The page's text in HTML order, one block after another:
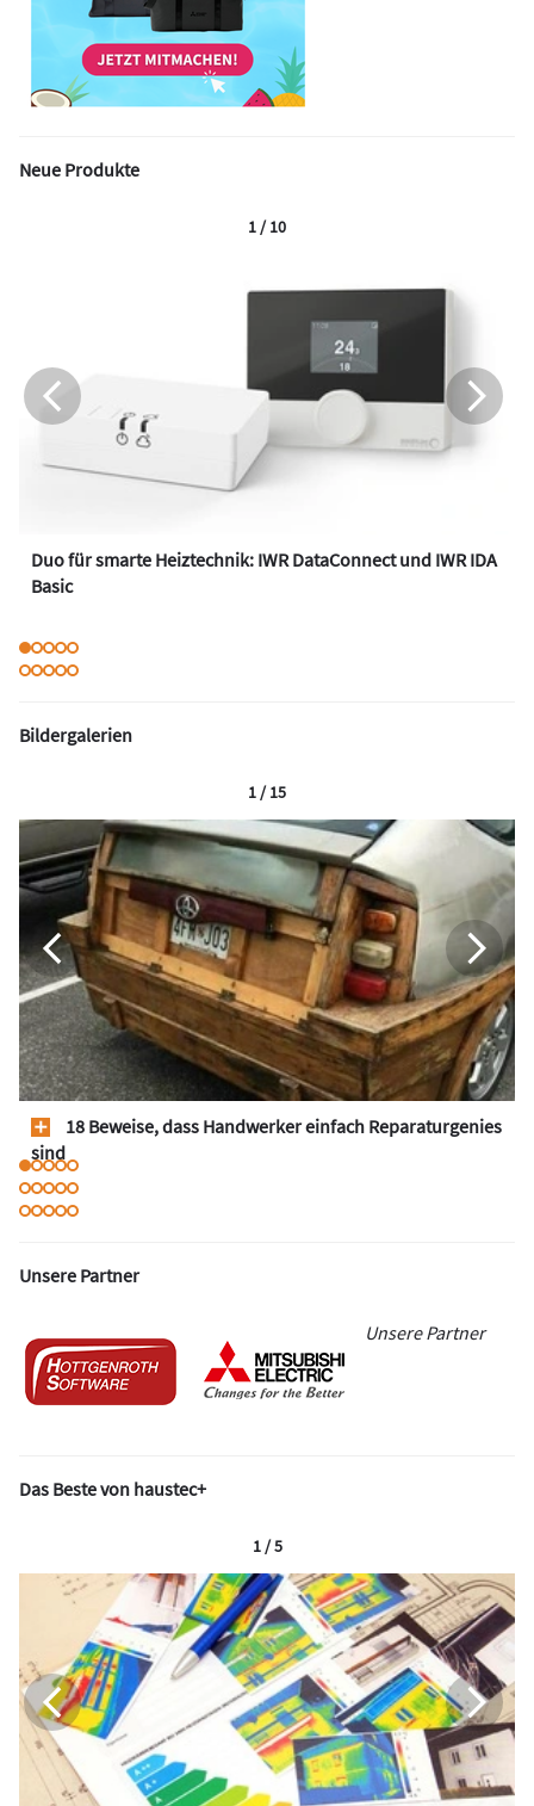
Neue Produkte
Duo für smarte Heiztechnik: IWR DataConnect und IWR IDA
Basic
1 / 10
Bildergalerien
18 Beweise, dass Handwerker einfach Reparaturgenies
sind
1 / 15
Unsere Partner
Unsere Partner
Das Beste von haustec+
1 / 5